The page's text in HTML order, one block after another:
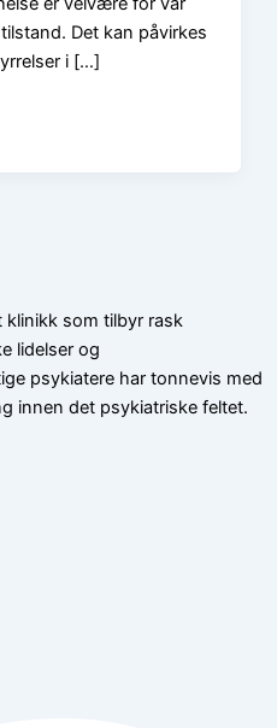
Det kan påvirkes
i […]
klinikk som tilbyr rask
lidelser og
psykiatere har tonnevis med
innen det psykiatriske feltet.